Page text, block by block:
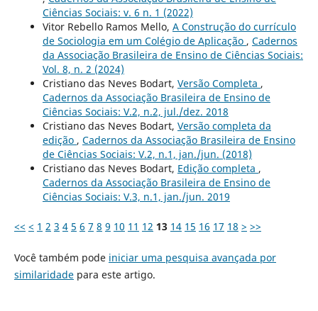
Ciências Sociais: v. 6 n. 1 (2022)
Vitor Rebello Ramos Mello, A Construção do currículo
de Sociologia em um Colégio de Aplicação , Cadernos
da Associação Brasileira de Ensino de Ciências Sociais:
Vol. 8, n. 2 (2024)
Cristiano das Neves Bodart, Versão Completa ,
Cadernos da Associação Brasileira de Ensino de
Ciências Sociais: V.2, n.2, jul./dez. 2018
Cristiano das Neves Bodart, Versão completa da
edição , Cadernos da Associação Brasileira de Ensino
de Ciências Sociais: V.2, n.1, jan./jun. (2018)
Cristiano das Neves Bodart, Edição completa ,
Cadernos da Associação Brasileira de Ensino de
Ciências Sociais: V.3, n.1, jan./jun. 2019
<< < 1 2 3 4 5 6 7 8 9 10 11 12 13 14 15 16 17 18 > >>
Você também pode iniciar uma pesquisa avançada por
similaridadepara este artigo.